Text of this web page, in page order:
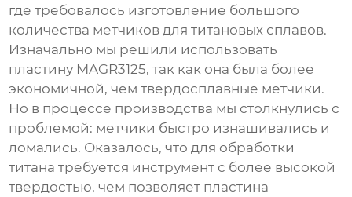
где требовалось изготовление большого
количества метчиков для титановых сплавов.
Изначально мы решили использовать
пластину MAGR3125, так как она была более
экономичной, чем твердосплавные метчики.
Но в процессе производства мы столкнулись с
проблемой: метчики быстро изнашивались и
ломались. Оказалось, что для обработки
титана требуется инструмент с более высокой
твердостью, чем позволяет пластина